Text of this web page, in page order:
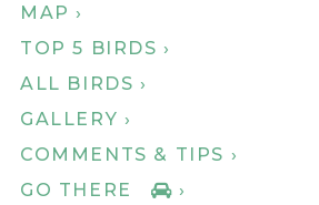
MAP ›
TOP 5 BIRDS ›
ALL BIRDS ›
GALLERY ›
COMMENTS & TIPS ›
GO THERE
›